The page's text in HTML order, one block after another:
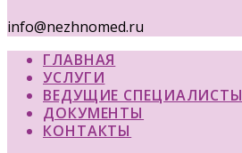
info@nezhnomed.ru
ГЛАВНАЯ
УСЛУГИ
ВЕДУЩИЕ СПЕЦИАЛИСТЫ
ДОКУМЕНТЫ
КОНТАКТЫ